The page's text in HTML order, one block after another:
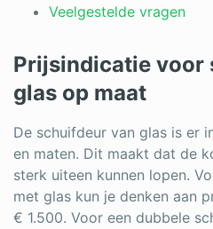
Veelgestelde vragen
Prijsindicatie voor
glas op maat
De schuifdeur van glas is er
en maten. Dit maakt dat de
sterk uiteen kunnen lopen.
met glas kun je denken aan
€ 1.500. Voor een dubbele